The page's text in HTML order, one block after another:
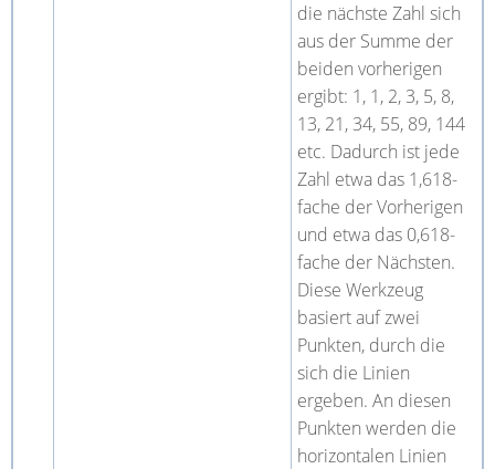
die nächste Zahl sich
aus der Summe der
beiden vorherigen
ergibt: 1, 1, 2, 3, 5, 8,
13, 21, 34, 55, 89, 144
etc. Dadurch ist jede
Zahl etwa das 1,618-
fache der Vorherigen
und etwa das 0,618-
fache der Nächsten.
Diese Werkzeug
basiert auf zwei
Punkten, durch die
sich die Linien
ergeben. An diesen
Punkten werden die
horizontalen Linien